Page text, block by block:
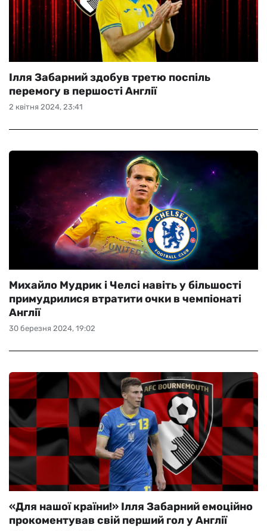
2 квітня 2024, 23:41
Ілля Забарний здобув третю поспіль
перемогу в першості Англії
30 березня 2024, 19:02
Михайло Мудрик і Челсі навіть у більшості
примудрилися втратити очки в чемпіонаті
Англії
«Для нашої країни!» Ілля Забарний емоційно
прокоментував свій перший гол у Англії